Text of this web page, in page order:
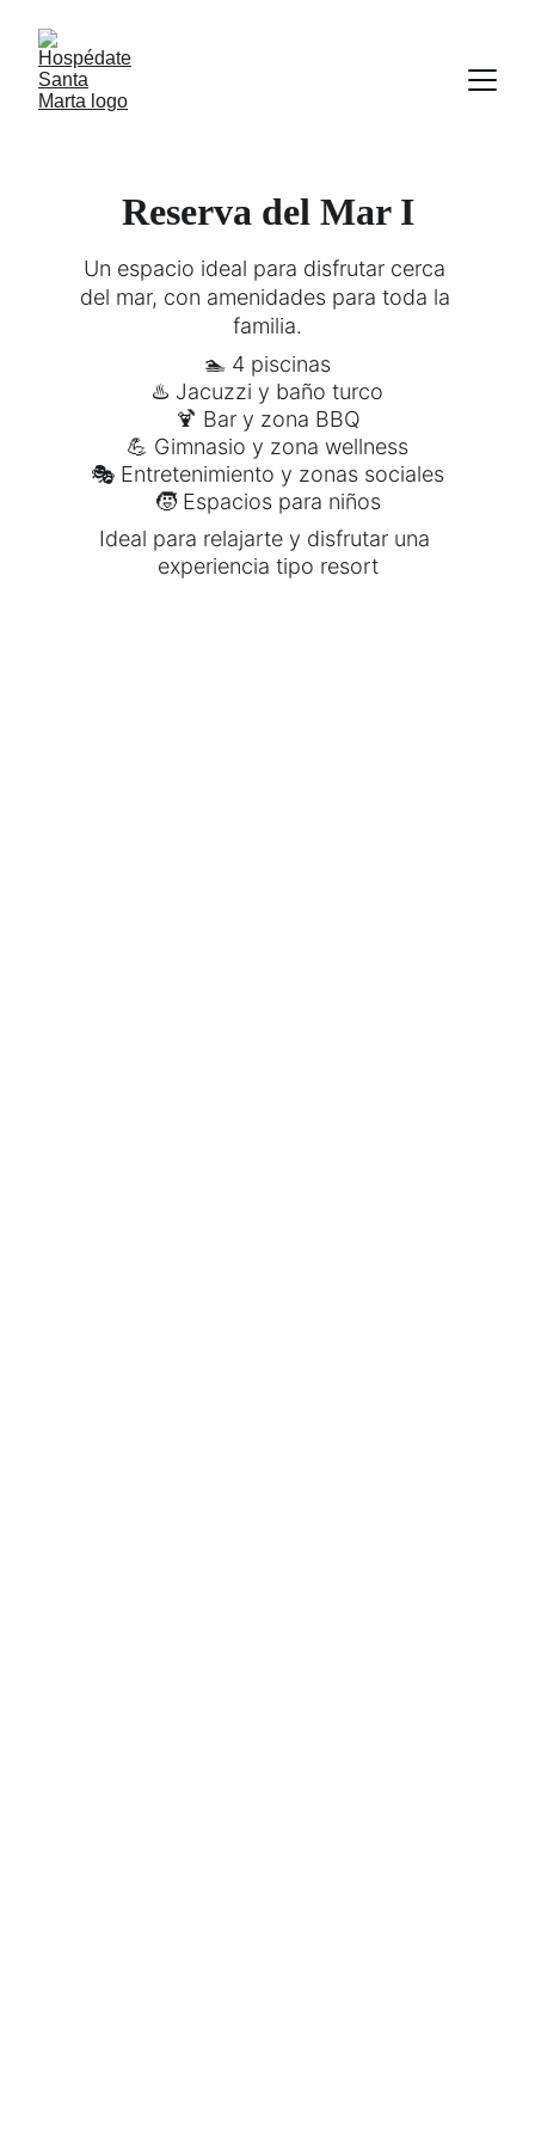
Reserva del Mar I
Un espacio ideal para disfrutar cerca
del mar, con amenidades para toda la
familia.
🏊 4 piscinas
♨️ Jacuzzi y baño turco
🍹 Bar y zona BBQ
💪 Gimnasio y zona wellness
🎭 Entretenimiento y zonas sociales
🧒 Espacios para niños
Ideal para relajarte y disfrutar una
experiencia tipo resort